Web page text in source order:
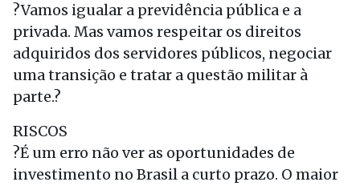
?Vamos igualar a previdência pública e a
privada. Mas vamos respeitar os direitos
adquiridos dos servidores públicos, negociar
uma transição e tratar a questão militar à
parte.?
RISCOS
?É um erro não ver as oportunidades de
investimento no Brasil a curto prazo. O maior